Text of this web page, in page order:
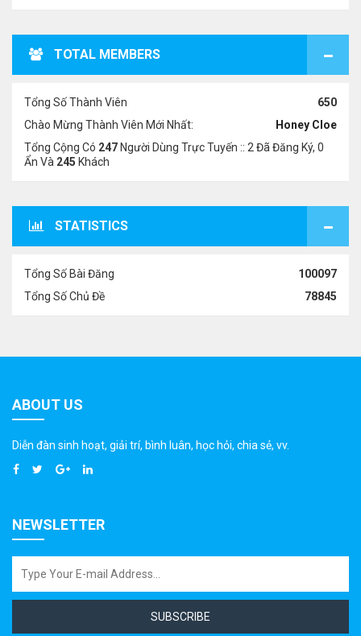
TOTAL MEMBERS
Tổng Số Thành Viên
650
Chào Mừng Thành Viên Mới Nhất:
Honey Cloe
Tổng Cộng Có 247 Người Dùng Trực Tuyến :: 2 Đã Đăng Ký, 0
Ẩn Và 245 Khách
STATISTICS
Tổng Số Bài Đăng
100097
Tổng Số Chủ Đề
78845
ABOUT US
Diễn đàn sinh hoạt, giải trí, bình luân, học hỏi, chia sẻ, vv.
NEWSLETTER
SUBSCRIBE